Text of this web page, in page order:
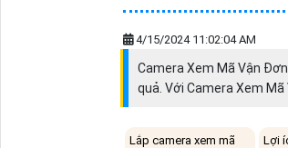
4/15/2024 11:02:04 AM
Camera Xem Mã Vận
quả. Với Camera Xem
Lắp camera xem mã
Lợi